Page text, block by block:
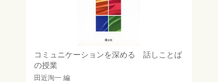
コミュニケーションを深める 話しことば
の授業
田近洵一編